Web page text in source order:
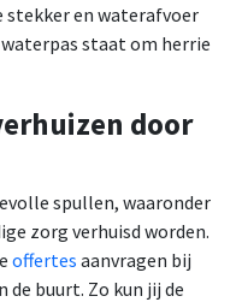
stekker en waterafvoer
waterpas staat om herrie
door
spullen, waaronder
zorg verhuisd worden.
offertes aanvragen bij
de buurt. Zo kun jij de